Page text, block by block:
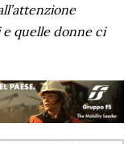
quelle donne ci